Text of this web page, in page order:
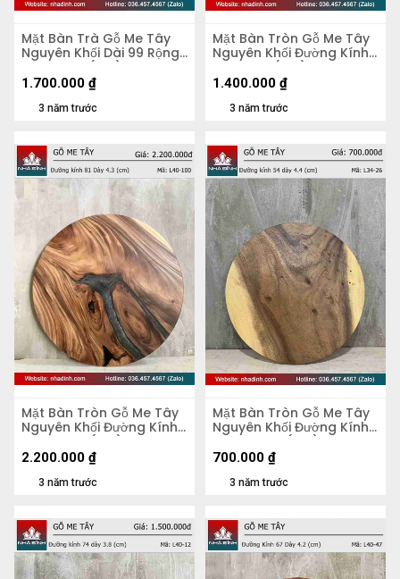
Mặt Bàn Trà Gỗ Me Tây
Nguyên Khối Dài 99 Rộng
51 Dày 5,2 (cm)
3 năm trước
1.700.000 ₫
Mặt Bàn Tròn Gỗ Me Tây
Nguyên Khối Đường Kính
70 Dày 4 (cm)
3 năm trước
1.400.000 ₫
Mặt Bàn Tròn Gỗ Me Tây
Nguyên Khối Đường Kính
81 Dày 4,3 (cm)
3 năm trước
2.200.000 ₫
Mặt Bàn Tròn Gỗ Me Tây
Nguyên Khối Đường Kính
54 Dày 4.4 (cm)
3 năm trước
700.000 ₫